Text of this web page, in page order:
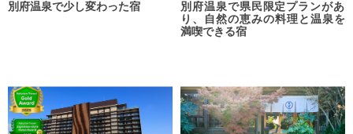
別府温泉で少し変わった宿
別府温泉で県民限定プランがあ
り、自然の恵みの料理と温泉を
満喫できる宿